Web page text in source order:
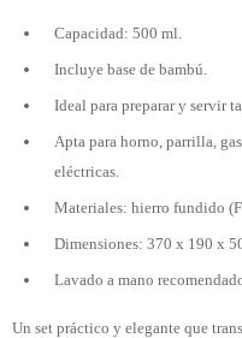
Capacidad: 500 ml.
Incluye base de bambú.
Ideal para preparar y servir
Apta para horno, parrilla,
eléctricas.
Materiales: hierro fundido
Dimensiones: 370 x 190 x
Lavado a mano
Un set práctico y elegante que